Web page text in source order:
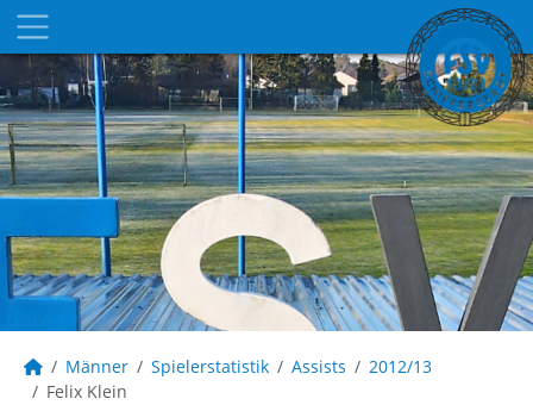
Männer Spielerstatistik Assists
2012/13
Felix Klein